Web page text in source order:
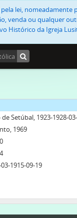
lei,
venda ou qualquer
Histórico da Igreja
Setúbal, 1923-1928-
1969
1915-09-19